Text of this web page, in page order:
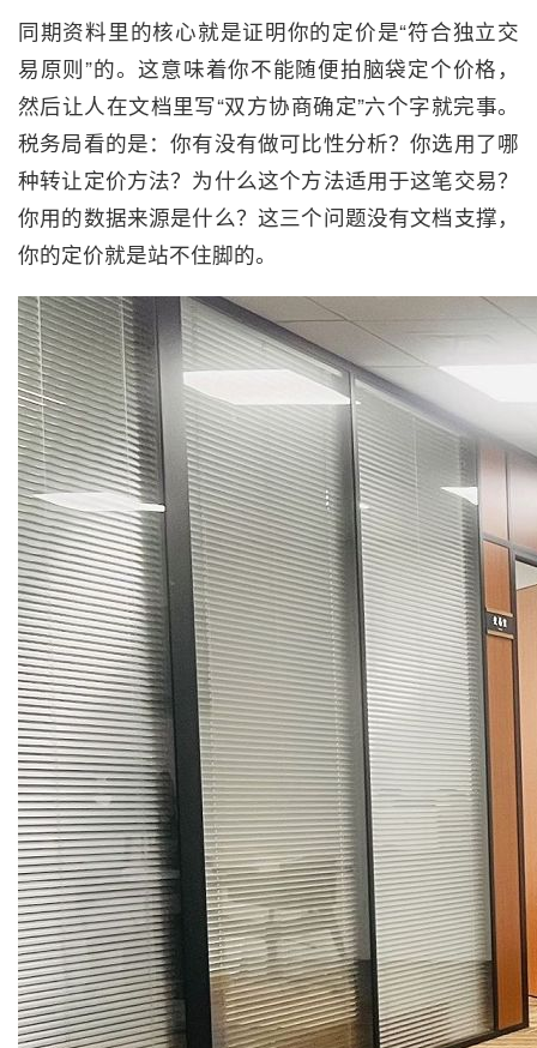
同期资料里的核心就是证明你的定价是“符合独立交
易原则”的。这意味着你不能随便拍脑袋定个价格，
然后让人在文档里写“双方协商确定”六个字就完事。
税务局看的是：你有没有做可比性分析？你选用了哪
种转让定价方法？为什么这个方法适用于这笔交易？
你用的数据来源是什么？这三个问题没有文档支撑，
你的定价就是站不住脚的。